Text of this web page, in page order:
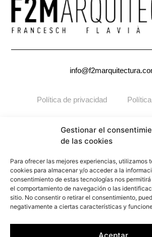
Gestionar el
de las cookies
Para ofrecer las mejores experiencias, utilizamos
cookies para almacenar y/o acceder a la
consentimiento de estas tecnologías nos
el comportamiento de navegación o las
sitio. No consentir o retirar el consentimiento,
negativamente a ciertas características y
Aceptar
Política de privacidad
reservados.